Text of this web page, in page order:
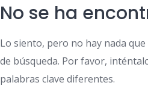
No se ha
Lo siento, pero no hay nada
de búsqueda. Por favor,
palabras clave diferentes.